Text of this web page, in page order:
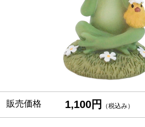
販売価格 1,100円 （税込み）